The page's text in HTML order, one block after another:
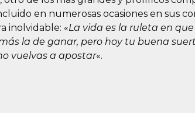
en numerosas ocasiones en sus
inolvidable: «La vida es la ruleta en
la de ganar, pero hoy tu buena
vuelvas a apostar«.